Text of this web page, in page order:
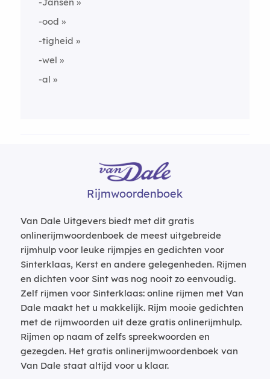
-ood
-tigheid
-wel
-al
Rijmwoordenboek
Van Dale Uitgevers biedt met dit gratis
onlinerijmwoordenboek de meest uitgebreide
rijmhulp voor leuke rijmpjes en gedichten voor
Sinterklaas, Kerst en andere gelegenheden. Rijmen
en dichten voor Sint was nog nooit zo eenvoudig.
Zelf rijmen voor Sinterklaas: online rijmen met Van
Dale maakt het u makkelijk. Rijm mooie gedichten
met de rijmwoorden uit deze gratis onlinerijmhulp.
Rijmen op naam of zelfs spreekwoorden en
gezegden. Het gratis onlinerijmwoordenboek van
Van Dale staat altijd voor u klaar.